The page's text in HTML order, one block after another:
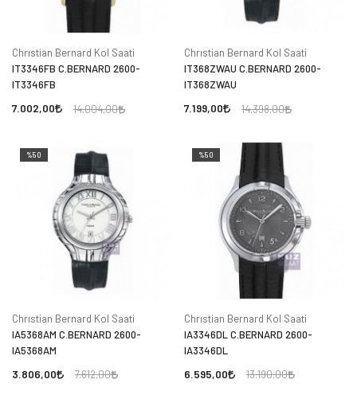
Chrıstian Bernard Kol Saati
IT3346FB C.BERNARD 2600-
IT3346FB
7.002,00 14.004,00
Chrıstian Bernard Kol Saati
IT368ZWAU C.BERNARD 2600-
IT368ZWAU
7.199,00 14.398,00
%50
Chrıstian Bernard Kol Saati
IA5368AM C.BERNARD 2600-
IA5368AM
3.806,00 7.612,00
%50
Chrıstian Bernard Kol Saati
IA3346DL C.BERNARD 2600-
IA3346DL
6.595,00 13.190,00